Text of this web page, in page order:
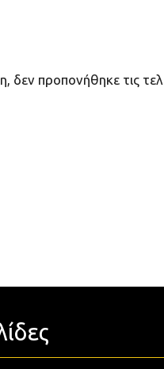
προπονήθηκε τις